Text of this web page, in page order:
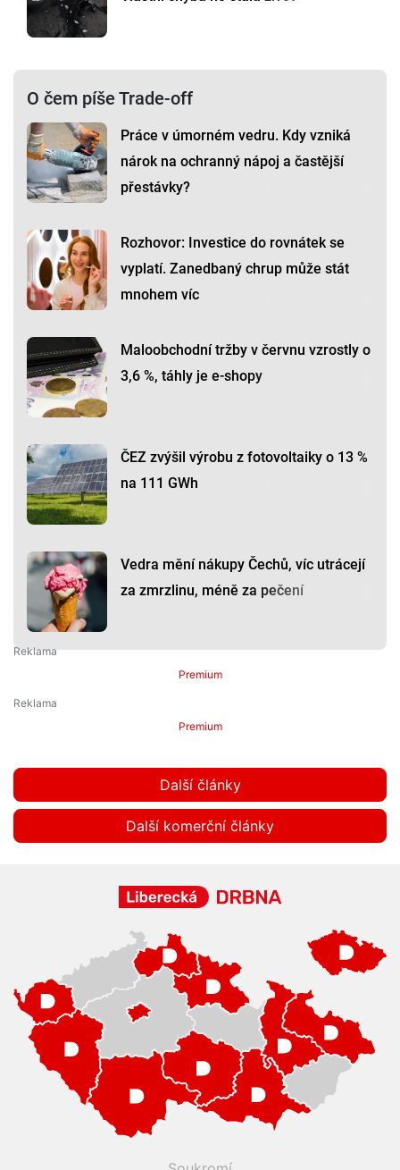
O čem píše Trade-off
Práce v úmorném vedru. Kdy vzniká
nárok na ochranný nápoj a častější
přestávky?
Rozhovor: Investice do rovnátek se
vyplatí. Zanedbaný chrup může stát
mnohem víc
Maloobchodní tržby v červnu vzrostly o
3,6 %, táhly je e-shopy
ČEZ zvýšil výrobu z fotovoltaiky o 13 %
na 111 GWh
Vedra mění nákupy Čechů, víc utrácejí
za zmrzlinu, méně za pečení
Premium
Premium
Další články
Další komerční články